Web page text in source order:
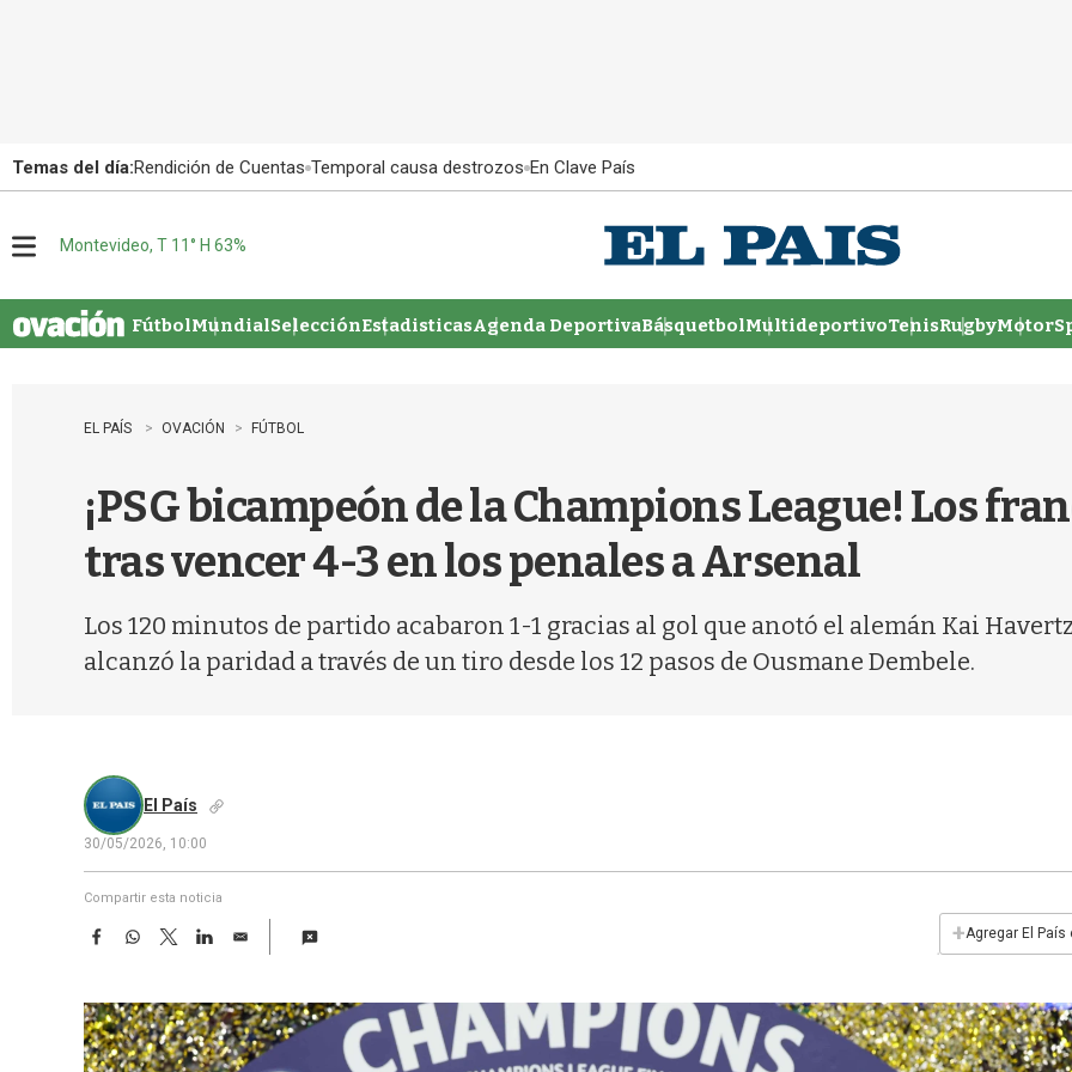
Temas del día:Rendición de Cuentas Temporal causa destrozos En Clave País
u
Montevideo, T 11° H 63%
FútbolMundialSelecciónEstadisticasAgenda DeportivaBásquetbolMultideportivoTenisRugby
EL PAÍS OVACIÓN FÚTBOL
¡PSG bicampeón de la Champions League! Los
tras vencer 4-3 en los penales a Arsenal
Los 120 minutos de partido acabaron 1-1 gracias al gol que anotó el alemán Kai
alcanzó la paridad a través de un tiro desde los 12 pasos de Ousmane Dembele.
El País
30/05/2026, 10:00
Compartir esta noticia
F
e
b
o
W
t
s
A
T
w
t
t
e
L
k
e
d
E
i
l
+Agregar El País